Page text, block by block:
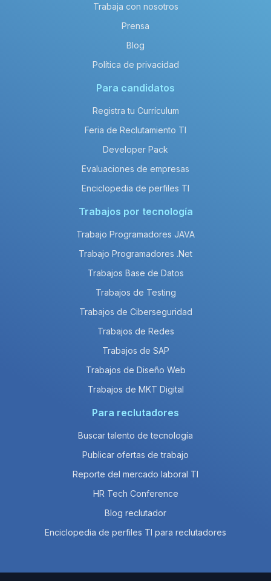
Trabaja con nosotros
Prensa
Blog
Política de privacidad
Para candidatos
Registra tu Currículum
Feria de Reclutamiento TI
Developer Pack
Evaluaciones de empresas
Enciclopedia de perfiles TI
Trabajos por tecnología
Trabajo Programadores JAVA
Trabajo Programadores .Net
Trabajos Base de Datos
Trabajos de Testing
Trabajos de Ciberseguridad
Trabajos de Redes
Trabajos de SAP
Trabajos de Diseño Web
Trabajos de MKT Digital
Para reclutadores
Buscar talento de tecnología
Publicar ofertas de trabajo
Reporte del mercado laboral TI
HR Tech Conference
Blog reclutador
Enciclopedia de perfiles TI para reclutadores